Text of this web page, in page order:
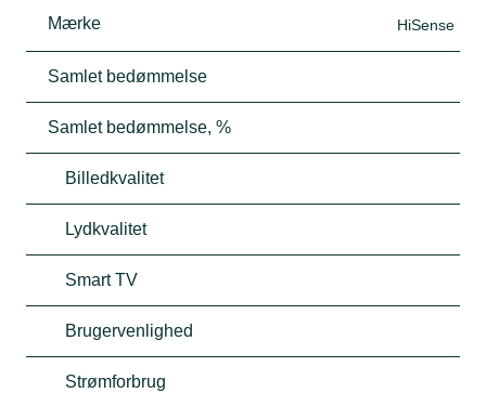
Mærke HiSense
Samlet bedømmelse
Samlet bedømmelse, %
Billedkvalitet
Lydkvalitet
Smart TV
Brugervenlighed
Strømforbrug